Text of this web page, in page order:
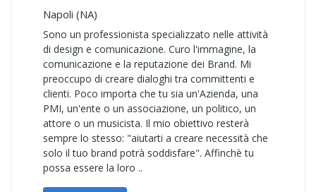
Napoli (NA)
Sono un professionista specializzato nelle attività
di design e comunicazione. Curo l'immagine, la
comunicazione e la reputazione dei Brand. Mi
preoccupo di creare dialoghi tra committenti e
clienti. Poco importa che tu sia un'Azienda, una
PMI, un'ente o un associazione, un politico, un
attore o un musicista. Il mio obiettivo resterà
sempre lo stesso: "aiutarti a creare necessità che
solo il tuo brand potrà soddisfare". Affinchè tu
possa essere la loro ..